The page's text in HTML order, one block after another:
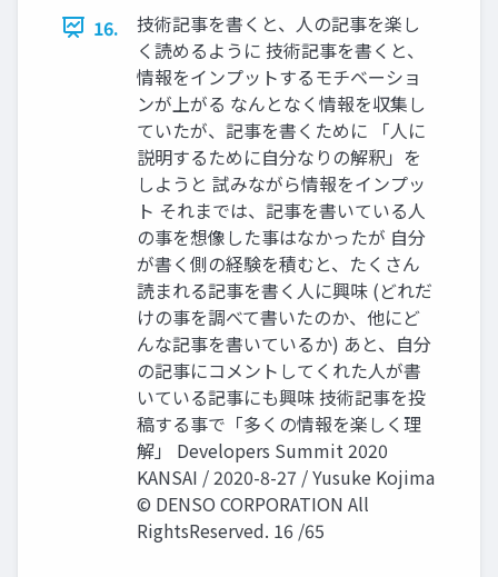
16.
技術記事を書くと、人の記事を楽し
く読めるように 技術記事を書くと、
情報をインプットするモチベーショ
ンが上がる なんとなく情報を収集し
ていたが、記事を書くために 「人に
説明するために自分なりの解釈」を
しようと 試みながら情報をインプッ
ト それまでは、記事を書いている人
の事を想像した事はなかったが 自分
が書く側の経験を積むと、たくさん
読まれる記事を書く人に興味 (どれだ
けの事を調べて書いたのか、他にど
んな記事を書いているか) あと、自分
の記事にコメントしてくれた人が書
いている記事にも興味 技術記事を投
稿する事で「多くの情報を楽しく理
解」 Developers Summit 2020
KANSAI / 2020-8-27 / Yusuke Kojima
© DENSO CORPORATION All
RightsReserved. 16 /65